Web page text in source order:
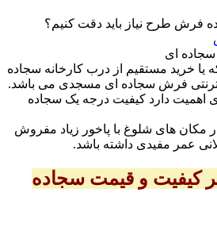
فرش طرح نیاز باید دقت کنیم؟
سجاده ای
خرید مستقیم از درب کارخانه سجاده
فرش سجاده ای مسجدی می باشد.
اهمیت دارد کیفیت درجه یک سجاده
مکان های شلوغ با پاخور زیاد مفروش
عمر مفیدی داشته باشد.
بر کیفیت و قیمت سجاده